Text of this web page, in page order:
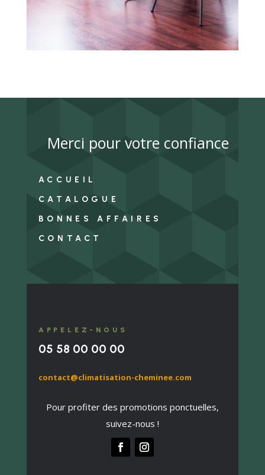
Merci pour votre confiance
ACCUEIL
CATALOGUE
BONNES AFFAIRES
CONTACT
APPELEZ-NOUS
05 58 00 00 00
contact@climatisation-cheminee.com
Pour profiter des promotions ponctuelles,
suivez-nous !